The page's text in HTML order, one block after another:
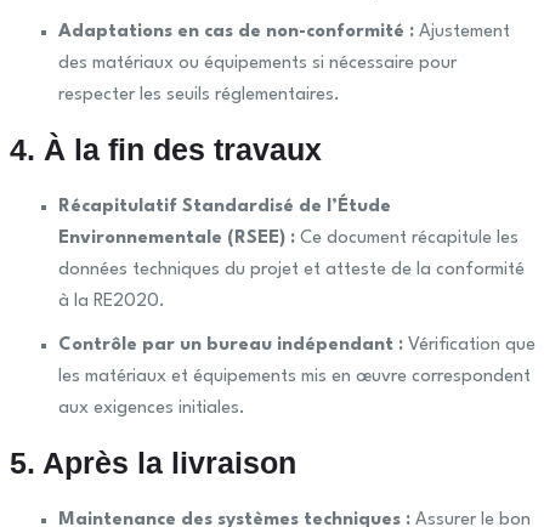
Adaptations en cas de non-conformité :Ajustement
des matériaux ou équipements si nécessaire pour
respecter les seuils réglementaires.
4. À la fin des travaux
Récapitulatif Standardisé de l’Étude
Environnementale (RSEE) :Ce document récapitule les
données techniques du projet et atteste de la conformité
à la RE2020.
Contrôle par un bureau indépendant :Vérification que
les matériaux et équipements mis en œuvre correspondent
aux exigences initiales.
5. Après la livraison
Maintenance des systèmes techniques :Assurer le bon